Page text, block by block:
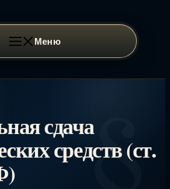
Меню
сдача
средств (ст.